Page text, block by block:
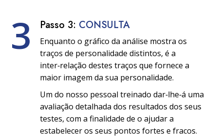
3 Passo 3: CONSULTA
Enquanto o gráfico da análise mostra os
traços de personalidade distintos, é a
inter‑relação destes traços que fornece a
maior imagem da sua personalidade.
Um do nosso pessoal treinado dar‑lhe‑á uma
avaliação detalhada dos resultados dos seus
testes, com a finalidade de o ajudar a
estabelecer os seus pontos fortes e fracos.